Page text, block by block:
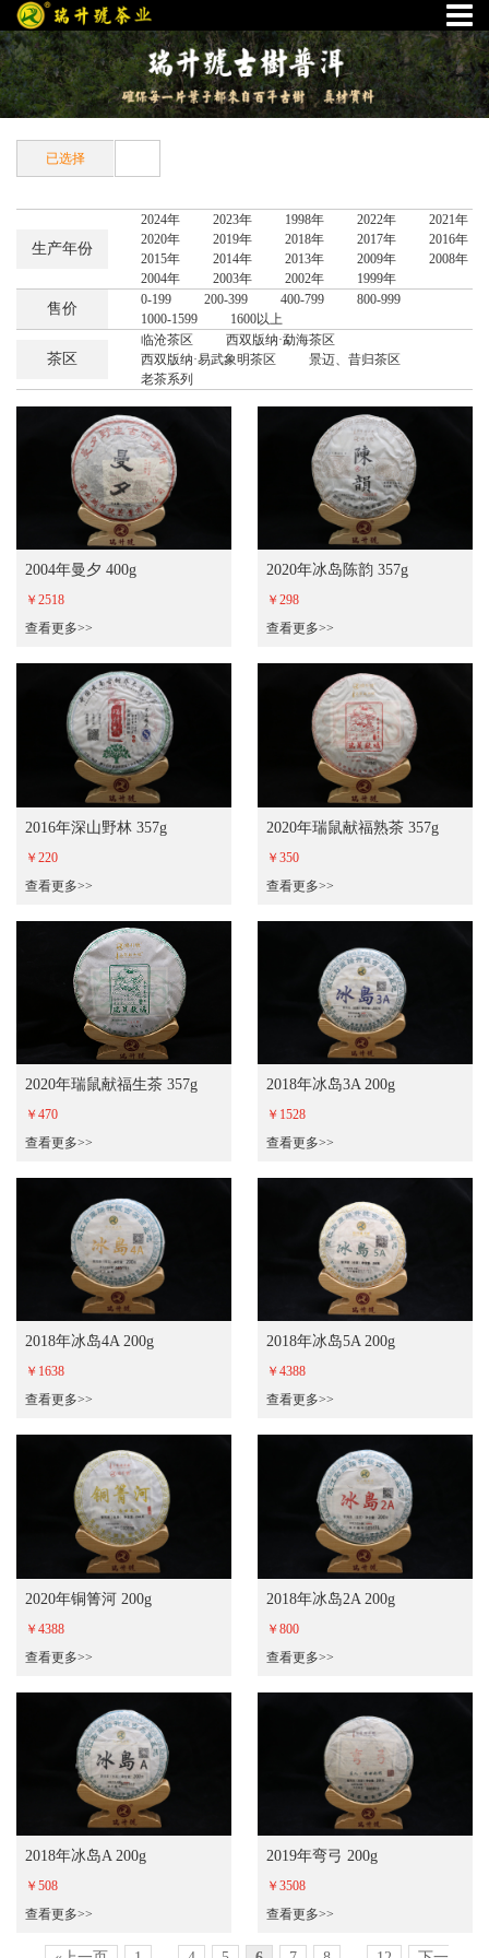
已选择
生产年份
2024年 2023年 1998年 2022年
2021年
2020年
2019年 2018年 2017年
2016年
2015年
2014年 2013年 2009年
2008年
2004年
2003年 2002年 1999年
售价
0-199 200-399 400-799
800-999
1000-1599
1600以上
茶区
临沧茶区
西双版纳·勐海茶区
西双版纳·易武象明茶区
景迈、昔归茶区
老茶系列
2004年曼夕 400g
￥2518
查看更多>>
2020年冰岛陈韵 357g
￥298
查看更多>>
2016年深山野林 357g
￥220
查看更多>>
2020年瑞鼠献福熟茶 357g
￥350
查看更多>>
2020年瑞鼠献福生茶 357g
￥470
查看更多>>
2018年冰岛3A 200g
￥1528
查看更多>>
2018年冰岛4A 200g
￥1638
查看更多>>
2018年冰岛5A 200g
￥4388
查看更多>>
2020年铜箐河 200g
￥4388
查看更多>>
2018年冰岛2A 200g
￥800
查看更多>>
2018年冰岛A 200g
￥508
查看更多>>
2019年弯弓 200g
￥3508
查看更多>>